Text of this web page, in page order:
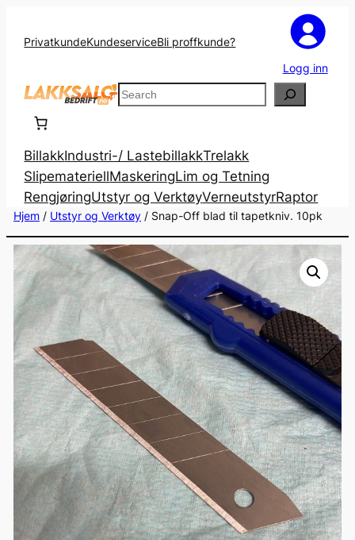
PrivatkundeKundeserviceBli proffkunde?
Logg inn
Search
BillakkIndustri-/ LastebillakkTrelakk
SlipemateriellMaskeringLim og Tetning
RengjøringUtstyr og VerktøyVerneutstyrRaptor
Hjem/ Utstyr og Verktøy/ Snap-Off blad til tapetkniv. 10pk